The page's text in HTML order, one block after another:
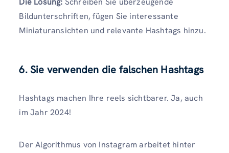
Bildunterschriften, fügen Sie interessante
Miniaturansichten und relevante Hashtags hinzu.
6. Sie verwenden die falschen Hashtags
Hashtags machen Ihre reels sichtbarer. Ja, auch
im Jahr 2024!
Der Algorithmus von Instagram arbeitet hinter